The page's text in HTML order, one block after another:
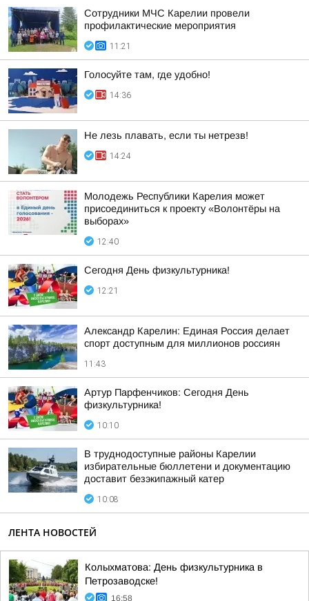
Сотрудники МЧС Карелии провели
профилактические мероприятия
11:21
Голосуйте там, где удобно!
14:36
Не лезь плавать, если ты нетрезв!
14:24
Молодежь Республики Карелия может
присоединиться к проекту «Волонтёры на
выборах»
12:40
Сегодня День физкультурника!
12:21
Александр Карелин: Единая Россия делает
спорт доступным для миллионов россиян
11:43
Артур Парфенчиков: Сегодня День
физкультурника!
10:10
В труднодоступные районы Карелии
избирательные бюллетени и документацию
доставит безэкипажный катер
10:08
ЛЕНТА НОВОСТЕЙ
Колыхматова: День физкультурника в
Петрозаводске!
16:58